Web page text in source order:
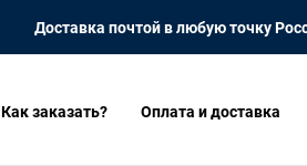
Доставка почтой в любую точку
Как заказать? Оплата и доставка